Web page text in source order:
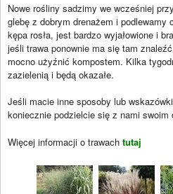
Nowe rośliny sadzimy we wcześniej
glebę z dobrym drenażem i
kępa rosła, jest bardzo wyjałowione i
jeśli trawa ponownie ma się tam
mocno użyźnić kompostem. Kilka
zazielenią i będą okazałe.
Jeśli macie inne sposoby lub
koniecznie podzielcie się z nami swoim
Więcej informacji o trawach tutaj